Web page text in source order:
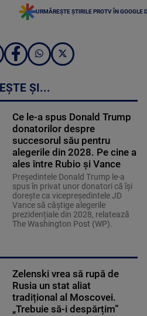
URMĂREȘTE ȘTIRILE PROTV ÎN GOOGLE
ȘI...
Ce le-a spus Donald Trump
donatorilor despre
succesorul său pentru
alegerile din 2028. Pe cine a
ales între Rubio și Vance
Președintele Donald Trump le-a
spus în privat unor donatori că își
dorește ca vicepreședintele JD
Vance să câștige alegerile
prezidențiale din 2028, relatează
The Washington Post (WP).
Zelenski vrea să rupă de
Rusia un stat aliat
tradițional al Moscovei.
„Trebuie să-i despărțim”